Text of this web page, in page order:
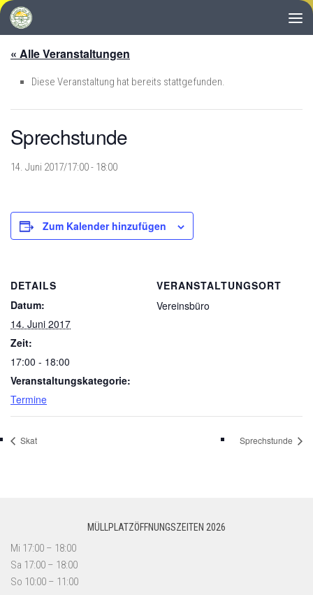
Zum Inhalt springen
« Alle Veranstaltungen
Diese Veranstaltung hat bereits stattgefunden.
Sprechstunde
14. Juni 2017/17:00- 18:00
Zum Kalender hinzufügen
DETAILS
Datum:
14. Juni 2017
Zeit:
17:00 - 18:00
Veranstaltungskategorie:
Termine
VERANSTALTUNGSORT
Vereinsbüro
Skat Sprechstunde
MÜLLPLATZÖFFNUNGSZEITEN 2026
Mi 17:00 – 18:00
Sa 17:00 – 18:00
So 10:00 – 11:00